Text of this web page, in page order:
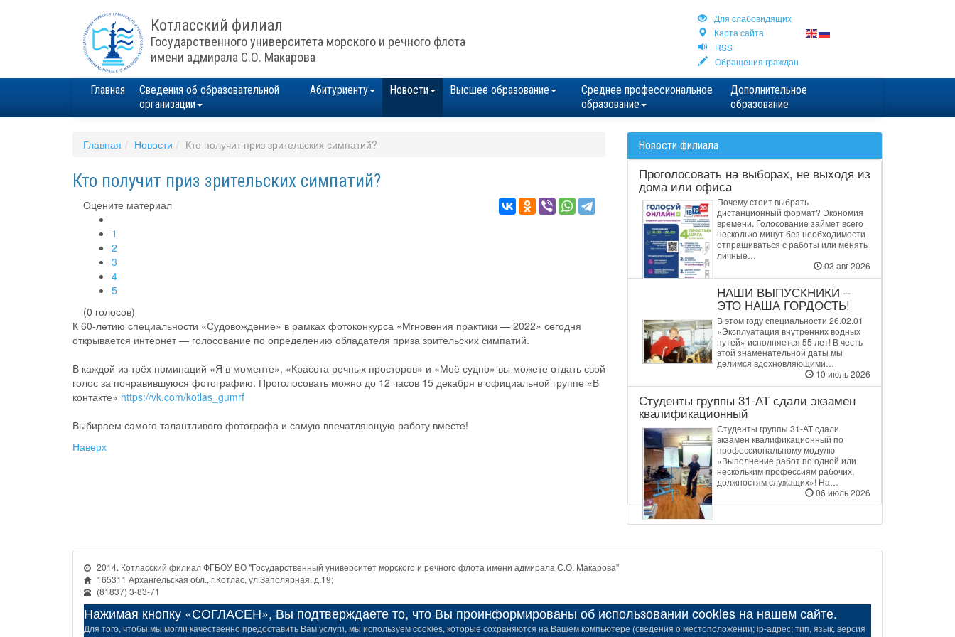
Котласский филиал
Государственного университета морского и речного флота
имени адмирала С.О. Макарова
Для cлабовидящих
Карта сайта
RSS
Обращения граждан
Главная
Сведения об образовательной
организации
Абитуриенту Новости Высшее образование
Среднее профессиональное
образование
Дополнительное
образование
Главная Новости Кто получит приз зрительских симпатий?
Кто получит приз зрительских симпатий?
Оцените материал
1
2
3
4
5
(0 голосов)
К 60-летию специальности «Судовождение» в рамках фотоконкурса «Мгновения практики — 2022» сегодня
открывается интернет — голосование по определению обладателя приза зрительских симпатий.
В каждой из трёх номинаций «Я в моменте», «Красота речных просторов» и «Моё судно» вы можете отдать свой
голос за понравившуюся фотографию. Проголосовать можно до 12 часов 15 декабря в официальной группе «В
контакте» https://vk.com/kotlas_gumrf
Выбираем самого талантливого фотографа и самую впечатляющую работу вместе!
Наверх
Новости филиала
Проголосовать на выборах, не выходя из
дома или офиса
Почему стоит выбрать
дистанционный формат? Экономия
времени. Голосование займет всего
несколько минут без необходимости
отпрашиваться с работы или менять
личные…
03 авг 2026
НАШИ ВЫПУСКНИКИ –
ЭТО НАША ГОРДОСТЬ!
В этом году специальности 26.02.01
«Эксплуатация внутренних водных
путей» исполняется 55 лет! В честь
этой знаменательной даты мы
делимся вдохновляющими…
10 июль 2026
Студенты группы 31‑АТ сдали экзамен
квалификационный
Студенты группы 31‑АТ сдали
экзамен квалификационный по
профессиональному модулю
«Выполнение работ по одной или
нескольким профессиям рабочих,
должностям служащих»! На…
06 июль 2026
2014. Котласский филиал ФГБОУ ВО "Государственный университет морского и речного флота имени адмирала С.О. Макарова"
165311 Архангельская обл., г.Котлас, ул.Заполярная, д.19;
(81837) 3-83-71
Нажимая кнопку «СОГЛАСЕН», Вы подтверждаете то, что Вы проинформированы об использовании cookies на нашем сайте.
Для того, чтобы мы могли качественно предоставить Вам услуги, мы используем cookies, которые сохраняются на Вашем компьютере (сведения о местоположении; ip-адрес; тип, язык, версия